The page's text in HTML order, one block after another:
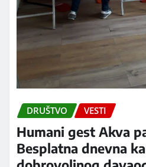
DRUŠTVO VESTI
Humani gest Akva
Besplatna dnevna